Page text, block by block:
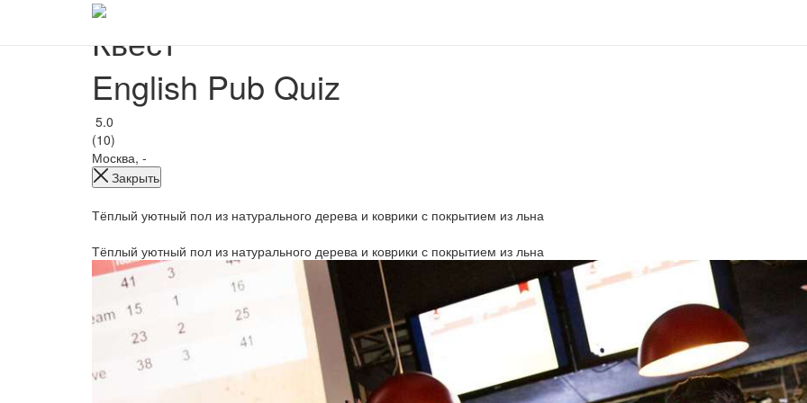
Квест
English Pub Quiz
5.0
(10)
Москва, -
Закрыть
Тёплый уютный пол из натурального дерева и коврики с покрытием из льна
Тёплый уютный пол из натурального дерева и коврики с покрытием из льна